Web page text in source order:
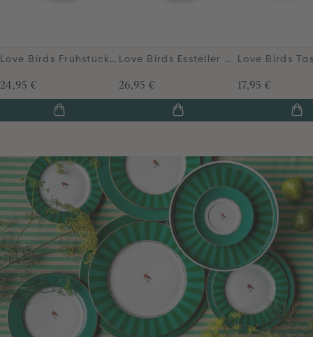
Love Birds Frühstücksteller Grün 21cm
24,95 €
Love Birds Essteller Streifen Grün 26.5cm
26,95 € 17,95 €